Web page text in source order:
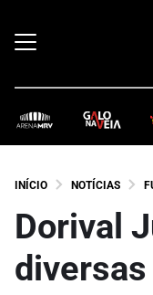
INÍCIO NOTÍCIAS
Dorival